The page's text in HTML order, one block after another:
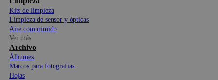
Kits de limpieza
Limpieza de sensor y ópticas
Aire comprimido
Ver más
Archivo
Álbumes
Marcos para fotografías
Hojas